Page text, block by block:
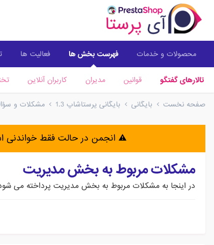
محصولات و خدمات فهرست بخش ها
تالارهای گفتگو قوانین مدیران کاربران آنلاین
فعالیت ها
صفحه نخست بایگانی بایگانی پرستاشاپ 1.3 مشکلات و
⚠️ انجمن در حالت فقط خواندنی
مشکلات مربوط به بخش مدیریت
در اینجا به مشکلات مربوط به بخش مدیریت پرداخته می